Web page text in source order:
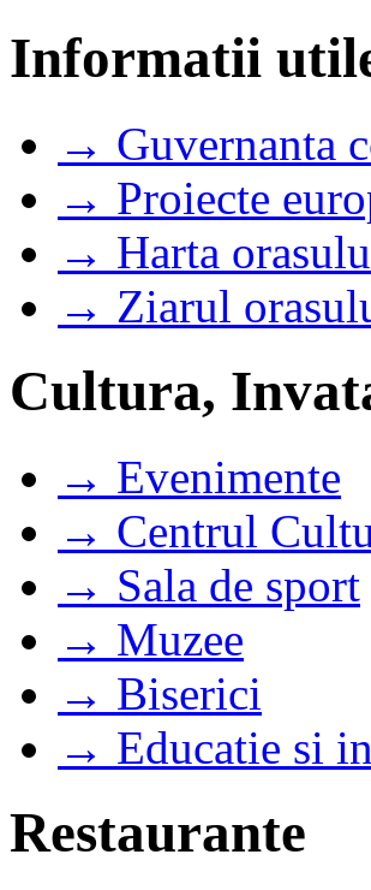
Informatii
→ Guvernanta
→ Proiecte
→ Harta
→ Ziarul
Cultura,
→ Evenimente
→ Centrul
→ Sala de sport
→ Muzee
→ Biserici
→ Educatie si
Restaurante